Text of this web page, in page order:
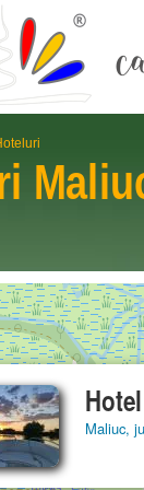
Maliuc,